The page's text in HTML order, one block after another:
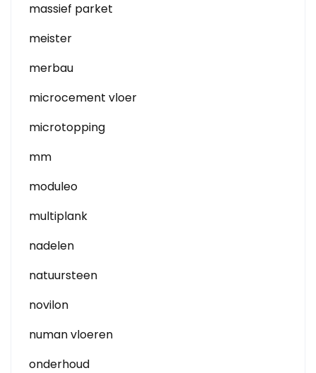
massief parket
meister
merbau
microcement vloer
microtopping
mm
moduleo
multiplank
nadelen
natuursteen
novilon
numan vloeren
onderhoud